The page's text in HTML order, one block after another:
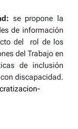
se propone la
de información
del rol de los
del Trabajo en
de inclusión
discapacidad.